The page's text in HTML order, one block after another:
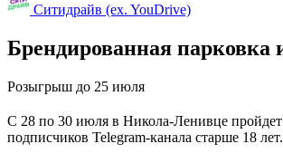
Ситидрайв (ex. YouDrive)
Брендированная парковка
Розыгрыш до 25 июля
С 28 по 30 июля в Никола-Ленивце
подписчиков Telegram-канала старше 18 лет.